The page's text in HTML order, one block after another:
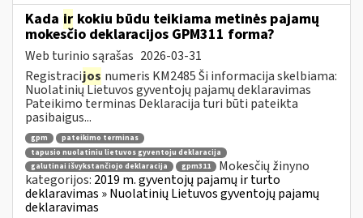
Kada ir kokiu būdu teikiama metinės pajamų
mokesčio deklaracijos GPM311 forma?
Web turinio sąrašas 2026-03-31
Registracijos numeris KM2485 Ši informacija skelbiama:
Nuolatinių Lietuvos gyventojų pajamų deklaravimas
Pateikimo terminas Deklaracija turi būti pateikta
pasibaigus...
gpm
pateikimo terminas
tapusio nuolatiniu lietuvos gyventoju deklaracija
galutinai išvykstančiojo deklaracija
gpm311
Mokesčių žinyno
kategorijos: 2019 m. gyventojų pajamų ir turto
deklaravimas » Nuolatinių Lietuvos gyventojų pajamų
deklaravimas